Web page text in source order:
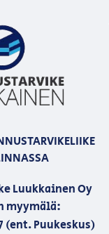
Luukkainen Oy
myymälä:
(ent. Puukeskus)